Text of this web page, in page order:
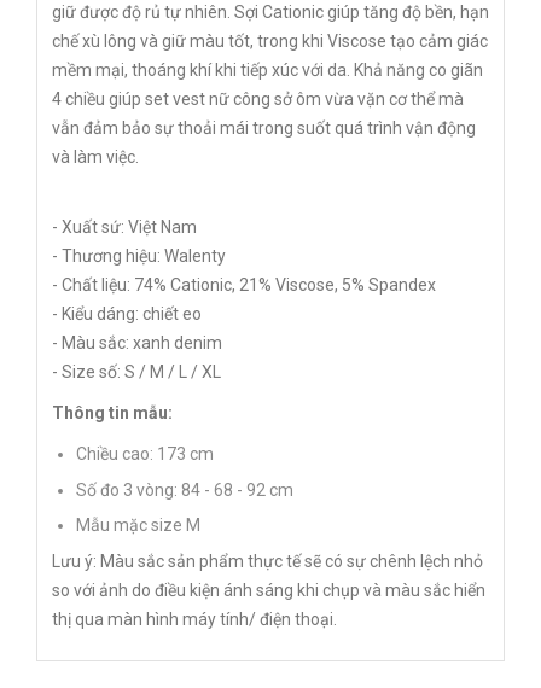
giữ được độ rủ tự nhiên. Sợi Cationic giúp tăng độ bền, hạn
chế xù lông và giữ màu tốt, trong khi Viscose tạo cảm giác
mềm mại, thoáng khí khi tiếp xúc với da. Khả năng co giãn
4 chiều giúp set vest nữ công sở ôm vừa vặn cơ thể mà
vẫn đảm bảo sự thoải mái trong suốt quá trình vận động
và làm việc.
- Xuất sứ: Việt Nam
- Thương hiệu: Walenty
- Chất liệu: 74% Cationic, 21% Viscose, 5% Spandex
- Kiểu dáng: chiết eo
- Màu sắc: xanh denim
- Size số: S / M / L / XL
Thông tin mẫu:
Chiều cao: 173 cm
Số đo 3 vòng: 84 - 68 - 92 cm
Mẫu mặc size M
Lưu ý: Màu sắc sản phẩm thực tế sẽ có sự chênh lệch nhỏ
so với ảnh do điều kiện ánh sáng khi chụp và màu sắc hiển
thị qua màn hình máy tính/ điện thoại.